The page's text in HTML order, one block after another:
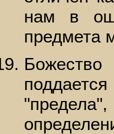
нам в
предмета